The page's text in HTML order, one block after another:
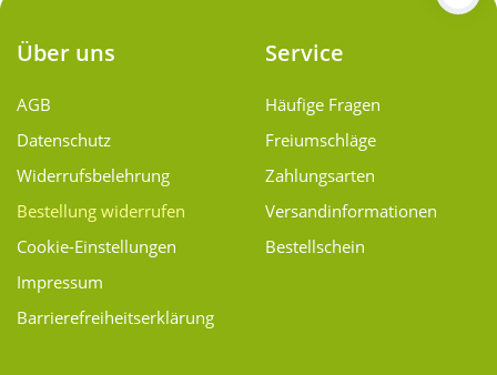
Über uns
AGB
Datenschutz
Widerrufsbelehrung
Bestellung widerrufen
Cookie-Einstellungen
Impressum
Barrierefreiheitserklärung
Service
Häufige Fragen
Freiumschläge
Zahlungsarten
Versand­informationen
Bestellschein